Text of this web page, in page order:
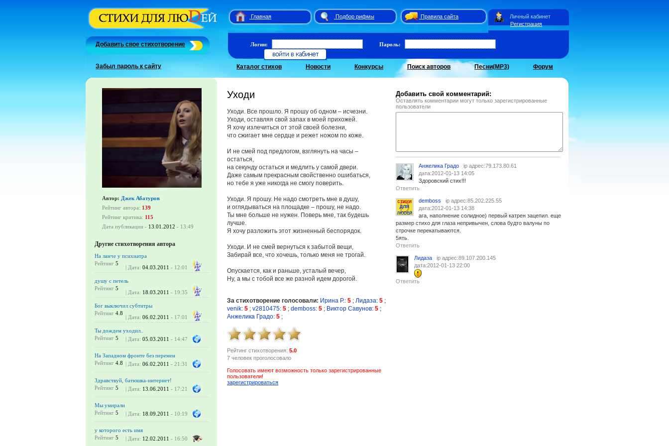
Главная Подбор рифмы
Правила сайта
Регистрация
Личный кабинет
Добавить свое стихотворение
Забыл пароль к сайту
Логин: Пароль:
Каталог стихов Новости Конкурсы Поиск авторов Песни(MP3) Форум
Автор: Джек Абатуров
Рейтинг автора: 139
Рейтинг критика: 115
Дата публикации - 13.01.2012 - 13:49
Другие стихотворения автора
На ланче у психиатра
Рейтинг 5
| Дата: 04.03.2011 - 12:01
душу с петель
Рейтинг 5
| Дата: 18.03.2011 - 19:35
Бог выключил субтитры
Рейтинг 4.8
| Дата: 06.02.2011 - 17:01
Ты дождем уходил..
Рейтинг 5 | Дата: 05.03.2011 - 14:47
На Западном фронте без перемен
Рейтинг 4.8 | Дата: 06.02.2011 - 21:31
Здравствуй, батюшка-интернет!
Рейтинг 5 | Дата: 13.06.2011 - 17:21
Мы умирали
Рейтинг 5 | Дата: 18.09.2011 - 10:19
у которого есть имя
Рейтинг 5 | Дата: 12.02.2011 - 16:50
Уходи
Уходи. Все прошло. Я прошу об одном – исчезни.
Уходи, оставляя свой запах в моей прихожей.
Я хочу излечиться от этой своей болезни,
что сжигает мне сердце и режет ножом по коже.
И не смей под предлогом, взглянуть на часы –
остаться,
на секунду остаться и медлить у самой двери.
Даже самым прекрасным свойственно ошибаться,
но тебе я уже никогда не смогу поверить.
Уходи. Я прошу. Не надо смотреть мне в душу,
и оглядываться на площадке – прошу, не надо.
Ты мне больше не нужен. Поверь мне, так будешь
лучше.
Я хочу разложить этот жизненный беспорядок.
Уходи. И не смей вернуться к забытой вещи,
Забирай все, что хочешь, только меня не трогай.
Опускается, как и раньше, усталый вечер,
Ну, а мы с тобой все же разной идем дорогой.
За стихотворение голосовали: Ирина Р.: 5 ; Лидаза: 5 ;
venik: 5 ; v2810475: 5 ; demboss: 5 ; Виктор Савунов: 5 ;
Анжелика Градо: 5 ;
Рейтинг стихотворения: 5.0
7 человек проголосовало
Голосовать имеют возможность только зарегистрированные
пользователи!
зарегистрироваться
Добавить свой комментарий:
Оставлять комментарии могут только зарегистрированные
пользователи
Анжелика Градо
ip адрес:79.173.80.61
дата:2012-01-13 14:05
Здоровский стих!!!
Ответить
demboss
ip адрес:85.202.225.55
дата:2012-01-13 14:38
ага, наполнение солидное) первый катрен зацепил. еще
размер стихо для глаза непривычен, слова будто валуны по
строчке перекатываются.
5ять.
Ответить
Лидаза
ip адрес:89.107.200.145
дата:2012-01-13 22:00
Ответить